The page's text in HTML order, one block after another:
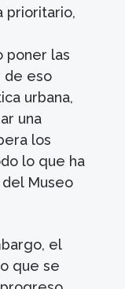
prioritario,
poner las
de eso
urbana,
una
los
lo que ha
Museo
el
que se